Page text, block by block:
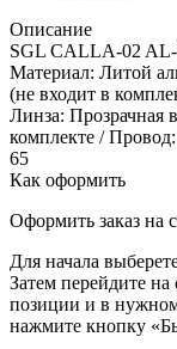
Описание
SGL CALLA-02 AL-
Материал: Литой
(не входит в
Линза: Прозрачная
комплекте /
65
Как оформить
Оформить заказ
Для начала
Затем перейдите на
позиции и в
нажмите кнопку